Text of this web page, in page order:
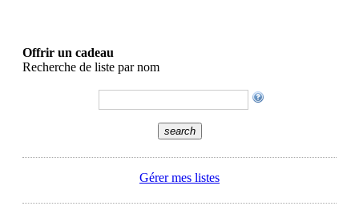
Offrir un cadeau
Recherche de liste par nom
search
Gérer mes listes